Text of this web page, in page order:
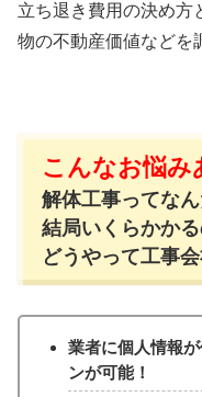
立ち退き費用の決め方
物の不動産価値などを
こんなお悩み
解体工事ってな
結局いくらかかる
どうやって工事
業者に個人情報
ンが可能！